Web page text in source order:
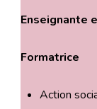
Enseignante
Formatrice
Action